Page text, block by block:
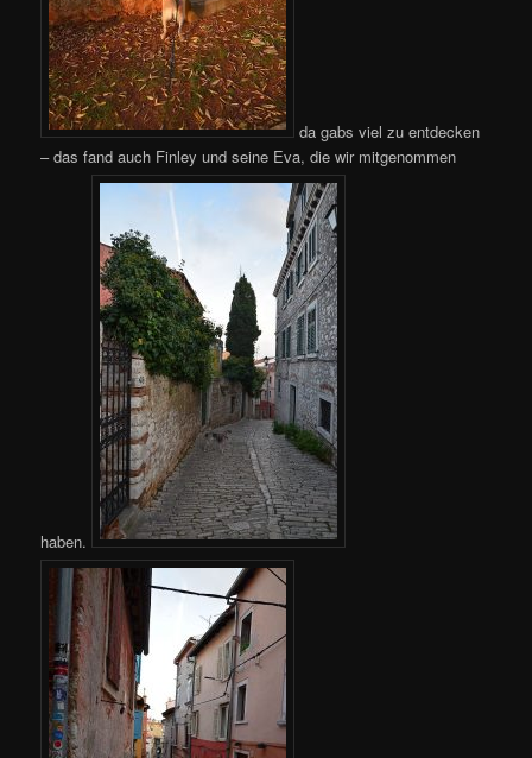
da gabs viel zu entdecken
– das fand auch Finley und seine Eva, die wir mitgenommen
haben.